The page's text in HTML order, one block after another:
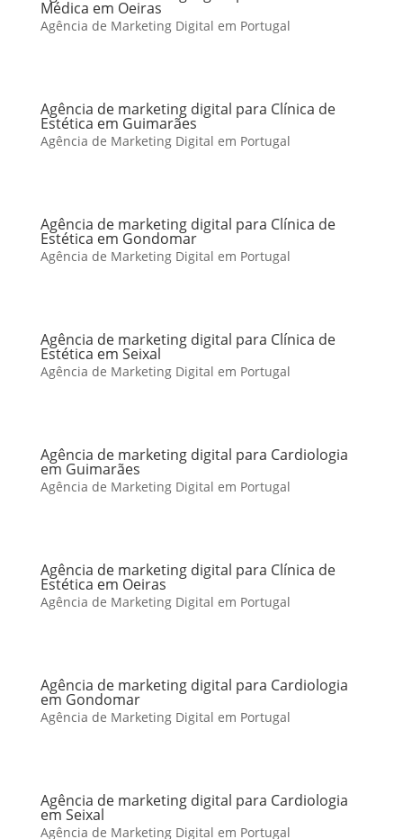
Médica em Oeiras
Agência de Marketing Digital em Portugal
Agência de marketing digital para Clínica de
Estética em Guimarães
Agência de Marketing Digital em Portugal
Agência de marketing digital para Clínica de
Estética em Gondomar
Agência de Marketing Digital em Portugal
Agência de marketing digital para Clínica de
Estética em Seixal
Agência de Marketing Digital em Portugal
Agência de marketing digital para Cardiologia
em Guimarães
Agência de Marketing Digital em Portugal
Agência de marketing digital para Clínica de
Estética em Oeiras
Agência de Marketing Digital em Portugal
Agência de marketing digital para Cardiologia
em Gondomar
Agência de Marketing Digital em Portugal
Agência de marketing digital para Cardiologia
em Seixal
Agência de Marketing Digital em Portugal